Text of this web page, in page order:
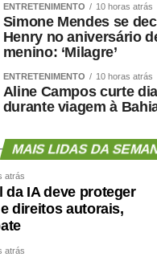
público.
Jovem Senador e Jovem
estudantes de todo
essenciais para a
participar do debate
confrontam diferentes
autores clássicos e
esse repertório em
propostas viáveis para os
ENTRETENIMENTO 10 horas atrás
Simone Mendes se
Henry no aniversário
menino: ‘Milagre’
ENTRETENIMENTO 10 horas atrás
Aline Campos curte
durante viagem à
MAIS LIDAS DA
atrás
da IA deve proteger
direitos autorais,
atrás